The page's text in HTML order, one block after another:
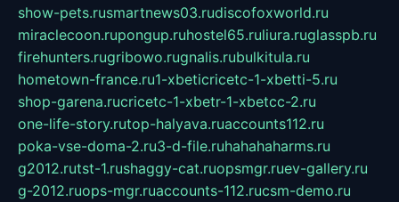
show-pets.rusmartnews03.rudiscofoxworld.ru
miraclecoon.rupongup.ruhostel65.ruliura.ruglasspb.ru
firehunters.rugribowo.rugnalis.rubulkitula.ru
hometown-france.ru1-xbeticricetc-1-xbetti-5.ru
shop-garena.rucricetc-1-xbetr-1-xbetcc-2.ru
one-life-story.rutop-halyava.ruaccounts112.ru
poka-vse-doma-2.ru3-d-file.ruhahahaharms.ru
g2012.rutst-1.rushaggy-cat.ruopsmgr.ruev-gallery.ru
g-2012.ruops-mgr.ruaccounts-112.rucsm-demo.ru